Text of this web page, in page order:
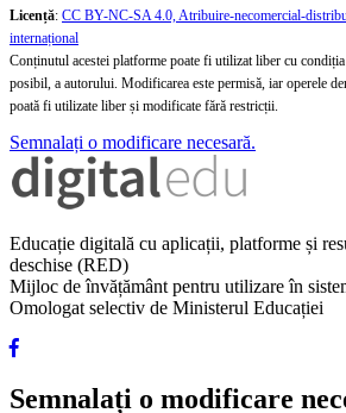
Licență: CC BY-NC-SA 4.0, Atribuire-necomercial-
internațional
Conținutul acestei platforme poate fi utilizat liber cu
posibil, a autorului. Modificarea este permisă, iar operele
poată fi utilizate liber și modificate fără restricții.
Semnalați o modificare necesară.
Educație digitală cu aplicații, platforme și
deschise (RED)
Mijloc de învățământ pentru utilizare în
Omologat selectiv de Ministerul Educației
Semnalați o modificare